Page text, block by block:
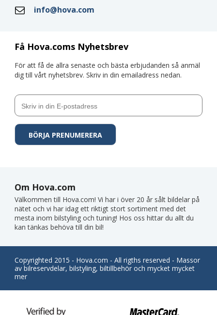
Få Hova.coms Nyhetsbrev
För att få de allra senaste och bästa erbjudanden så anmäl
dig till vårt nyhetsbrev. Skriv in din emailadress nedan.
info@hova.com
Om Hova.com
Välkommen till Hova.com! Vi har i över 20 år sålt bildelar på
nätet och vi har idag ett riktigt stort sortiment med det
mesta inom bilstyling och tuning! Hos oss hittar du allt du
kan tänkas behöva till din bil!
Copyrighted 2015 - Hova.com - All rigths reserved - Massor
av bilreservdelar, bilstyling, biltillbehör och mycket mycket
mer